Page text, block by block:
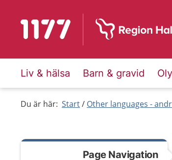
To start page for 1177
Liv & hälsa Barn & gravid
Du är här: Start Other languages -
Page Navigation